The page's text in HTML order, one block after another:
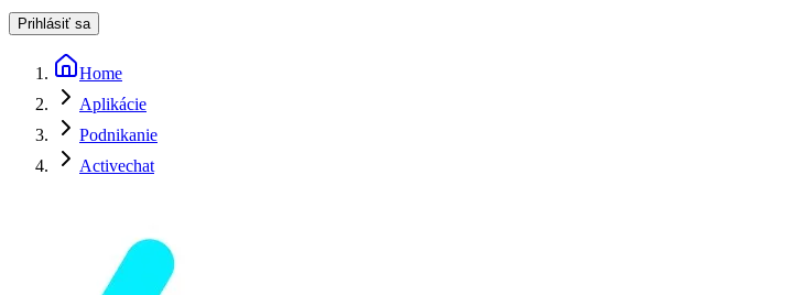
Prihlásiť sa
Home
Aplikácie
Podnikanie
Activechat